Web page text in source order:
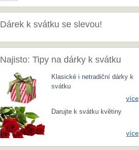
Dárek k svátku se slevou!
Najisto: Tipy na dárky k svátku
Klasické i netradiční dárky k
svátku
více
Darujte k svátku květiny
více